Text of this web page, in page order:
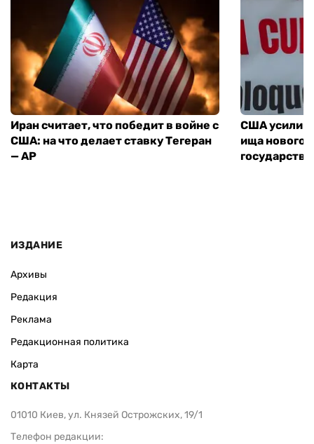
Иран считает, что победит в войне с
США: на что делает ставку Тегеран
— AP
США
ища нового
ИЗДАНИЕ
Архивы
Редакция
Реклама
Редакционная политика
Карта
КОНТАКТЫ
01010 Киев, ул. Князей Острожских, 19/1
Телефон редакции: